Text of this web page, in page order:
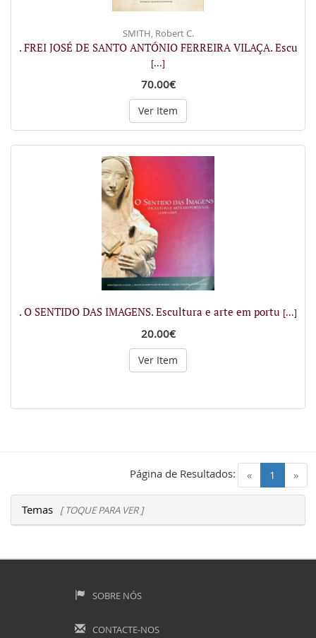
SMITH, Robert C.
. FREI JOSÉ DE SANTO ANTÓNIO FERREIRA VILAÇA. Escu
[...]
70.00€
Ver Item
. O SENTIDO DAS IMAGENS. Escultura e arte em portu [...]
20.00€
Ver Item
« 1 (current)
»
Página de Resultados:
Temas [ TOQUE PARA VER ]
SOBRE NÓS
CONTACTE-NOS